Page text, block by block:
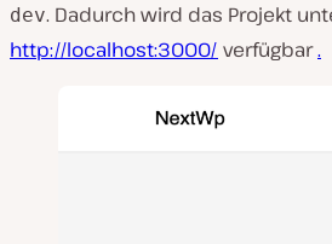
dev. Dadurch wird das Projekt
http://localhost:3000/ verfügbar.